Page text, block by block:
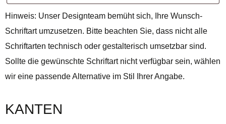
Hinweis: Unser Designteam bemüht sich, Ihre Wunsch-
Schriftart umzusetzen. Bitte beachten Sie, dass nicht alle
Schriftarten technisch oder gestalterisch umsetzbar sind.
Sollte die gewünschte Schriftart nicht verfügbar sein, wählen
wir eine passende Alternative im Stil Ihrer Angabe.
KANTEN